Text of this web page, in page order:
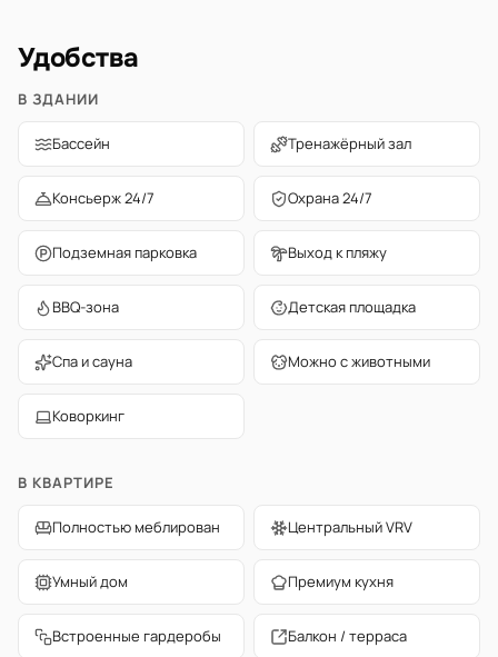
Удобства
В ЗДАНИИ
Бассейн Тренажёрный зал
Консьерж 24/7 Охрана 24/7
Подземная парковка Выход к пляжу
BBQ-зона Детская площадка
Спа и сауна Можно с животными
Коворкинг
В КВАРТИРЕ
Полностью меблирован Центральный VRV
Умный дом Премиум кухня
Встроенные гардеробы Балкон / терраса